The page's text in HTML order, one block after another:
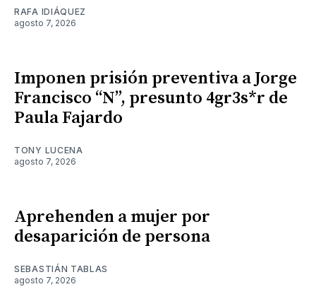
RAFA IDIÁQUEZ
agosto 7, 2026
Imponen prisión preventiva a Jorge
Francisco “N”, presunto 4gr3s*r de
Paula Fajardo
TONY LUCENA
agosto 7, 2026
Aprehenden a mujer por
desaparición de persona
SEBASTIÁN TABLAS
agosto 7, 2026